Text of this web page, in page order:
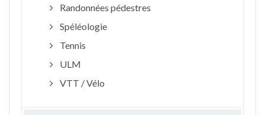
Randonnées pédestres
Spéléologie
Tennis
ULM
VTT / Vélo